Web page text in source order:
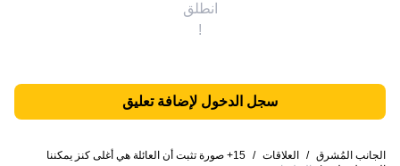
انطلق
!
سجل الدخول لإضافة تعليق
الجانب المُشرق / العلاقات /
15+ صورة تثبت أن العائلة هي أغلى كنز يمكننا